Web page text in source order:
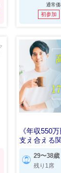
通常
初参加
《年収550
支え合える
29〜38歳
残り1席